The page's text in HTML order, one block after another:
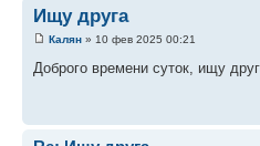
Ищу друга
Калян » 10 фев 2025 00:21
Доброго времени суток, ищу